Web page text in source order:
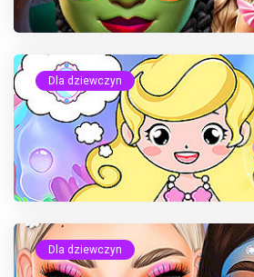
Dla dziewczyn
Dla dziewczyn